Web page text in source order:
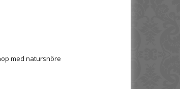
med natursnöre